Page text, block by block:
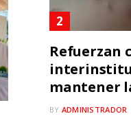
Refuerzan
mantener
BY ADMINISTRADOR